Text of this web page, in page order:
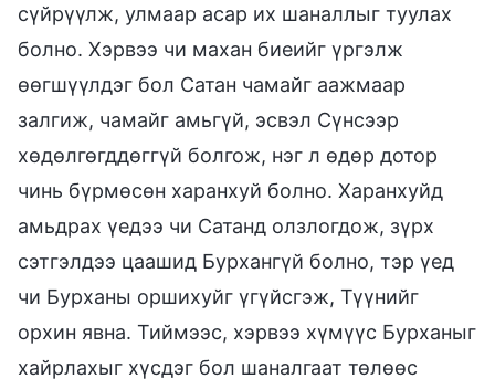
сүйрүүлж, улмаар асар их шаналлыг туулах
болно. Хэрвээ чи махан биеийг үргэлж
өөгшүүлдэг бол Сатан чамайг аажмаар
залгиж, чамайг амьгүй, эсвэл Сүнсээр
хөдөлгөгддөггүй болгож, нэг л өдөр дотор
чинь бүрмөсөн харанхуй болно. Харанхуйд
амьдрах үедээ чи Сатанд олзлогдож, зүрх
сэтгэлдээ цаашид Бурхангүй болно, тэр үед
чи Бурханы оршихуйг үгүйсгэж, Түүнийг
орхин явна. Тиймээс, хэрвээ хүмүүс Бурханыг
хайрлахыг хүсдэг бол шаналгаат төлөөс